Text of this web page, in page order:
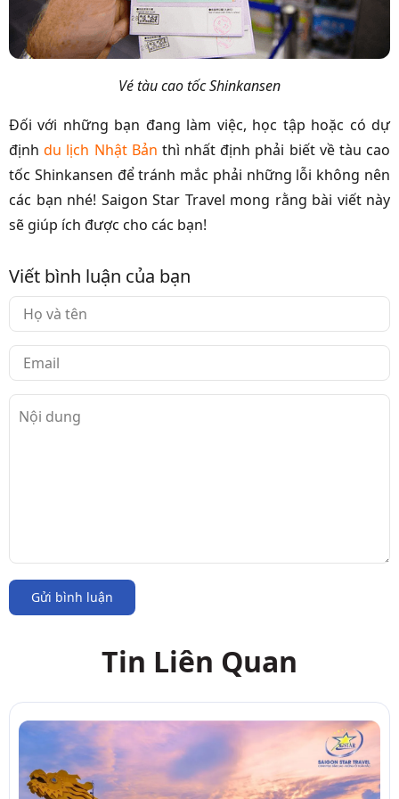
Vé tàucao tốc Shinkansen
Đối với những bạn đang làm việc, học tập hoặc có dự
địnhdu lịch Nhật Bản thì nhất định phải biết về tàu cao
tốc Shinkansen để tránh mắc phải những lỗi không nên
các bạn nhé! Saigon Star Travel mong rằng bài viết này
sẽ giúp ích được cho các bạn!
Viết bình luận của bạn
Gửi bình luận
Tin Liên Quan